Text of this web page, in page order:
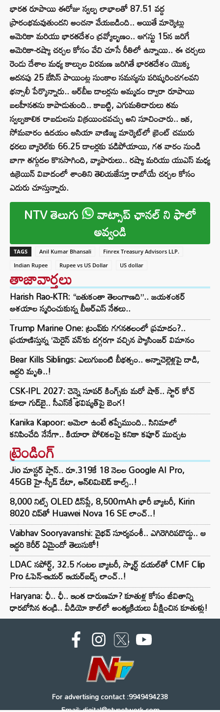
భారత రూపాయి ఈరోజు స్వల్ప లాభాలతో 87.51 వద్ద
ప్రారంభమవుతుందని అంచనా వేయబడింది.. అయితే మార్కెట్లు
అమెరికా మరియు భారతదేశం ద్రవ్యోల్బణం.. ఆగస్టు 15న జరిగే
అమెరికా-రష్యా చర్చల కోసం వేచి చూసే రీతిలో ఉన్నాయి.. ఈ చర్చలు
రెండు దేశాల మధ్య కాల్పుల విరమణ జరిగితే భారతదేశం యొక్క
అదనపు 25 బేసిస్ పాయింట్ల సుంకాల సమస్యను పరిష్కరించగలవని
భన్సాలీ పేర్కొన్నారు.. ఆర్‌బీఐ డాలర్లను అమ్మడం ద్వారా రూపాయి
బలహీనతను కాపాడుతుంది.. కాబట్టి, ఎగుమతిదారులు తమ
స్వల్పకాలిక రాబడులను విక్రయించవచ్చు అని సూచించారు.. ఇక,
సోమవారం ఉదయం ఆసియా వాణిజ్య మార్కెట్‌లో బ్రెంట్ చమురు
ధరలు బ్యారెల్‌కు 66.25 డాలర్లకు పడిపోయాయి, గత వారం నుండి
బాగా తగ్గుదల కొనసాగింది, వ్యాపారులు.. రష్యా మరియు యుఎస్ మధ్య
ఉక్రెయిన్ వివాదంలో శాంతిని తెలియజేస్తూ రాబోయే చర్చల కోసం
ఎదురు చూస్తున్నారు.
NTV తెలుగు వాట్సాప్ ఛానల్ ని ఫాలో
అవ్వండి
TAGS Anil Kumar Bhansali
Finrex Treasury Advisors LLP.
Indian Rupee
Rupee vs US Dollar US dollar
తాజావార్తలు
Harish Rao-KTR: “బతుకంతా తెలంగాణది”.. జయశంకర్
ఆశయాల స్మరించుకున్న బీఆర్ఎస్ నేతలు..
Trump Marine One: ట్రంప్‌కు గగనతలంలో ప్రమాదం?..
ప్రయాణిస్తున్న ‘మెరైన్ వన్’కు దగ్గరగా వచ్చిన ప్యాసింజర్ విమానం
Bear Kills Siblings: ఎలుగుబంటి బీభత్సం.. అన్నాచెల్లెళ్లపై దాడి,
ఇద్దరి మృతి..!
CSK-IPL 2027: చెన్నై సూపర్ కింగ్స్‌కు మరో షాక్.. స్టార్ కోచ్
కూడా గుడ్‌బై.. సీఎస్‌కే భవిష్యత్‌పై బెంగ!
Kanika Kapoor: ఆమెలా ఉంటే తప్పేముంది.. సినిమాలో
కనిపించేది నేనేగా.. కియారా పోలికలపై కనికా కపూర్ ముచ్చట
ట్రెండింగ్‌
Jio మాస్టర్ ప్లాన్.. రూ.319కే 18 నెలల Google AI Pro,
45GB హై-స్పీడ్ డేటా, అన్⁭లిమిటెడ్ కాల్స్..!
8,000 నిట్స్ OLED డిస్‌ప్లే, 8,500mAh భారీ బ్యాటరీ, Kirin
8020 చిప్‌తో Huawei Nova 16 SE లాంచ్..!
Vaibhav Sooryavanshi: వైభవ్ సూర్యవంశీ.. ఎగిరెగిరిపడొద్దు.. ఆ
ఇద్దరి కెరీర్ ఏమైందో తెలుసుకో!
LDAC సపోర్ట్, 32.5 గంటల బ్యాటరీ, స్మార్ట్ డయల్‌తో CMF Clip
Pro ఓపెన్-ఇయర్ ఇయర్‌బడ్స్ లాంచ్..!
Haryana: ఛీ.. ఛీ.. ఇంత దారుణమా? కూతుళ్ల కోసం జీవితాన్ని
ధారబోసిన తండ్రి.. వీడియో కాల్‌లో అంత్యక్రియలు వీక్షించిన కూతుళ్లు!
For advertising contact :9949494238